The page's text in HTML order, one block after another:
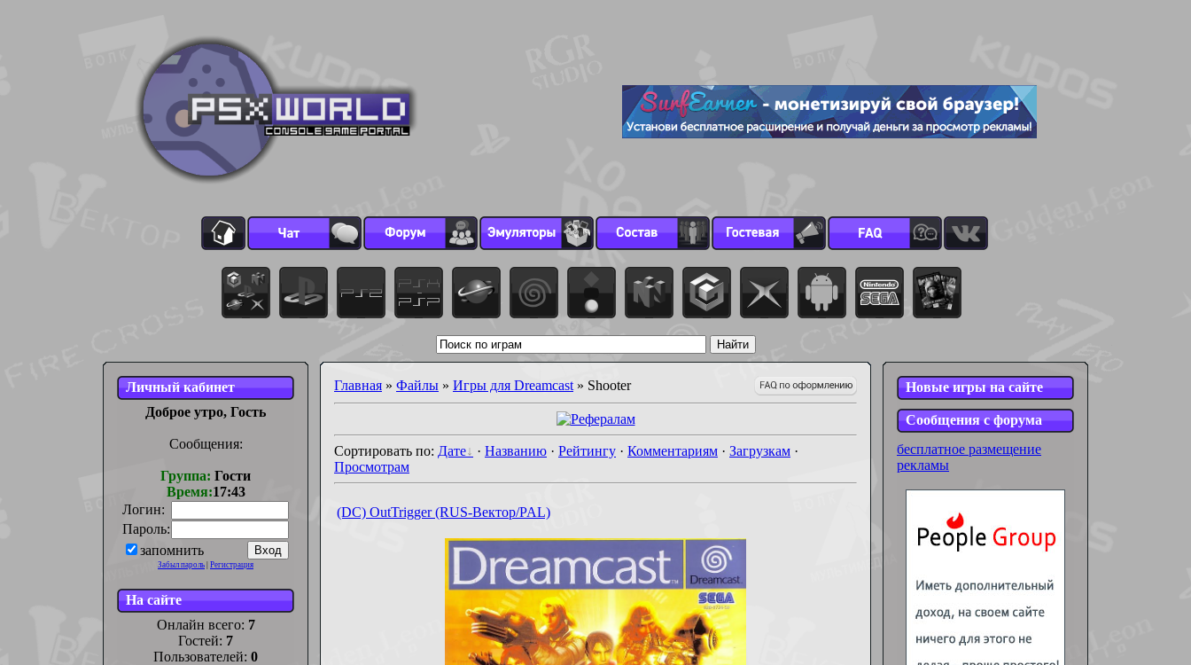
Личный кабинет
Доброе утро, Гость
Сообщения:
Группа: Гости
Время:17:43
Логин:
Пароль:
запомнить
Забыл пароль Регистрация
На сайте
Онлайн всего: 7
Гостей: 7
Пользователей: 0
Главная » Файлы » Игры для Dreamcast » Shooter
Сортировать по: Дате · Названию · Рейтингу · Комментариям · Загрузкам ·
Просмотрам
(DC) OutTrigger (RUS-Вектор/PAL)
Новые игры на сайте
Сообщения с форума
бесплатное размещение
рекламы